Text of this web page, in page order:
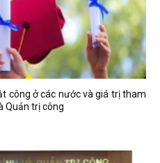
công ở các nước và giá trị tham
Quản trị công